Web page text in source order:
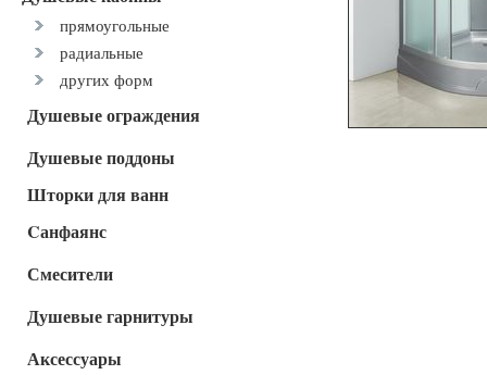
прямоугольные
радиальные
других форм
Душевые ограждения
Душевые поддоны
Шторки для ванн
Cанфаянс
Смесители
Душевые гарнитуры
Аксессуары